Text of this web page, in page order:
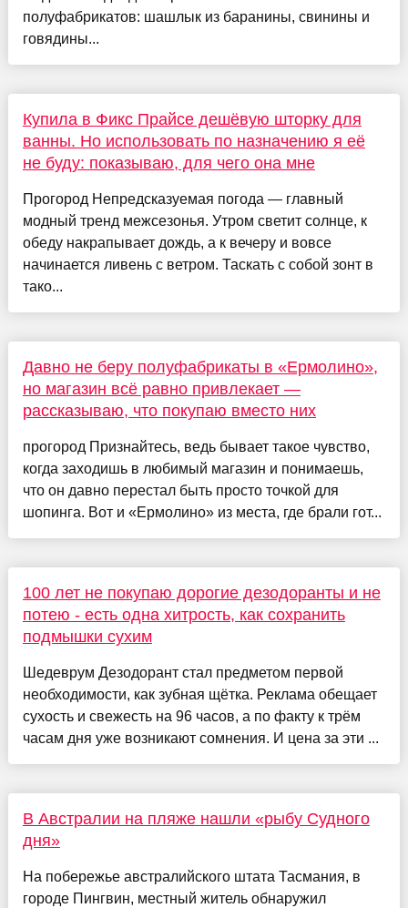
полуфабрикатов: шашлык из баранины, свинины и
говядины...
Купила в Фикс Прайсе дешёвую шторку для
ванны. Но использовать по назначению я её
не буду: показываю, для чего она мне
Прогород Непредсказуемая погода — главный
модный тренд межсезонья. Утром светит солнце, к
обеду накрапывает дождь, а к вечеру и вовсе
начинается ливень с ветром. Таскать с собой зонт в
тако...
Давно не беру полуфабрикаты в «Ермолино»,
но магазин всё равно привлекает —
рассказываю, что покупаю вместо них
прогород Признайтесь, ведь бывает такое чувство,
когда заходишь в любимый магазин и понимаешь,
что он давно перестал быть просто точкой для
шопинга. Вот и «Ермолино» из места, где брали гот...
100 лет не покупаю дорогие дезодоранты и не
потею - есть одна хитрость, как сохранить
подмышки сухим
Шедеврум Дезодорант стал предметом первой
необходимости, как зубная щётка. Реклама обещает
сухость и свежесть на 96 часов, а по факту к трём
часам дня уже возникают сомнения. И цена за эти ...
В Австралии на пляже нашли «рыбу Судного
дня»
На побережье австралийского штата Тасмания, в
городе Пингвин, местный житель обнаружил